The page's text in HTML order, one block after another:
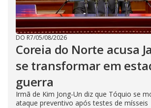
DO R7/05/08/2026
Coreia do Norte acusa
se transformar em
guerra
Irmã de Kim Jong-Un diz que Tóquio se
ataque preventivo após testes de mísseis